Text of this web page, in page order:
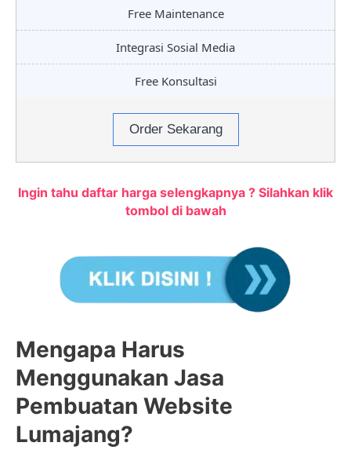
Free Maintenance
Integrasi Sosial Media
Free Konsultasi
Order Sekarang
Ingin tahu daftar harga selengkapnya ? Silahkan klik
tombol di bawah
Mengapa Harus
Menggunakan Jasa
Pembuatan Website
Lumajang?